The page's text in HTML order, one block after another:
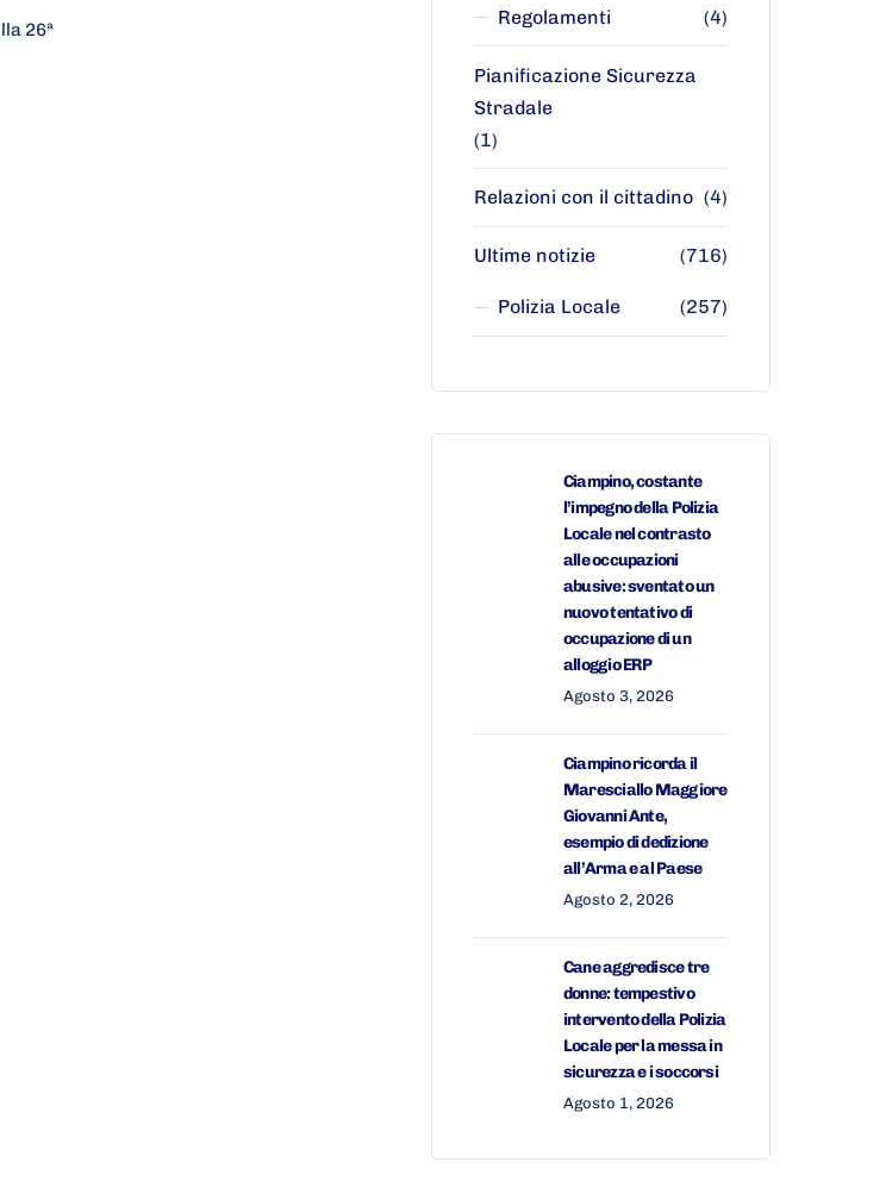
26ª
Regolamenti (4)
Pianificazione Sicurezza
Stradale
(1)
Relazioni con il cittadino (4)
Ultime notizie (716)
Polizia Locale (257)
Ciampino, costante
l’impegno della Polizia
Locale nel contrasto
alle occupazioni
abusive: sventato un
nuovo tentativo di
occupazione di un
alloggio ERP
Agosto 3, 2026
Ciampino ricorda il
Maresciallo Maggiore
Giovanni Ante,
esempio di dedizione
all’Arma e al Paese
Agosto 2, 2026
Cane aggredisce tre
donne: tempestivo
intervento della Polizia
Locale per la messa in
sicurezza e i soccorsi
Agosto 1, 2026